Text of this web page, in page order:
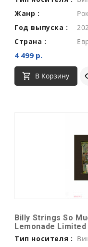
Жанр :
Рок
Год выпуска :
Страна :
4 499 р.
В Корзину
Billy Strings So
Lemonade Limited
Тип носителя :